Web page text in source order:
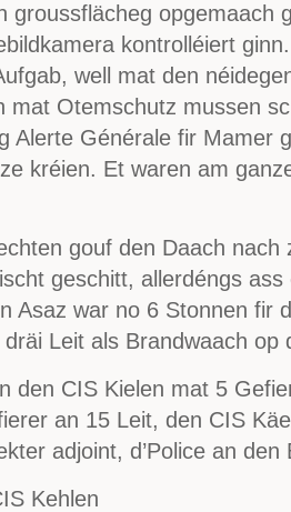
groussflächeg opgemaach
kontrolléiert
well mat den
mat Otemschutz mussen
Alerte Générale fir Mamer
kréien. Et waren am
gouf den Daach nach
geschitt, allerdéngs ass
Asaz war no 6 Stonnen fir
Leit als Brandwaach op
den CIS Kielen mat 5
an 15 Leit, den CIS
adjoint, d’Police an
Kehlen